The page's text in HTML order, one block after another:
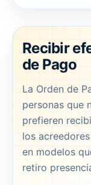
Recibir
de Pago
La Orden de
personas que
prefieren
los
en modelos
retiro